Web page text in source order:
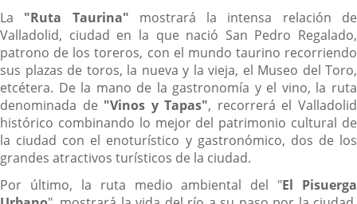
La "Ruta Taurina" mostrará la intensa relación de
Valladolid, ciudad en la que nació San Pedro Regalado,
patrono de los toreros, con el mundo taurino recorriendo
sus plazas de toros, la nueva y la vieja, el Museo del Toro,
etcétera. De la mano de la gastronomía y el vino, la ruta
denominada de "Vinos y Tapas", recorrerá el Valladolid
histórico combinando lo mejor del patrimonio cultural de
la ciudad con el enoturístico y gastronómico, dos de los
grandes atractivos turísticos de la ciudad.
Por último, la ruta medio ambiental del "El Pisuerga